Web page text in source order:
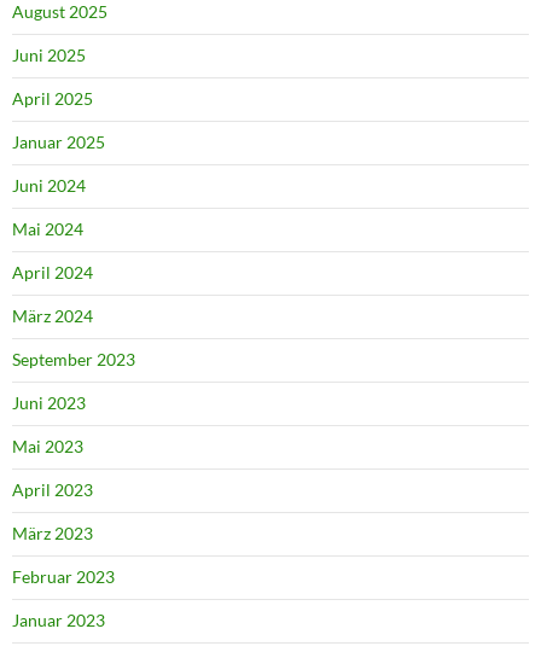
August 2025
Juni 2025
April 2025
Januar 2025
Juni 2024
Mai 2024
April 2024
März 2024
September 2023
Juni 2023
Mai 2023
April 2023
März 2023
Februar 2023
Januar 2023